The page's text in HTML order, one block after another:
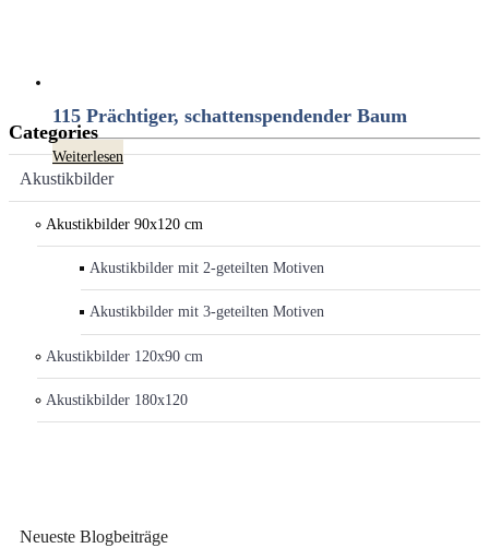
115 Prächtiger, schattenspendender Baum
Weiterlesen
Categories
Akustikbilder
Akustikbilder 90x120 cm
Akustikbilder mit 2-geteilten Motiven
Akustikbilder mit 3-geteilten Motiven
Akustikbilder 120x90 cm
Akustikbilder 180x120
Neueste Blogbeiträge